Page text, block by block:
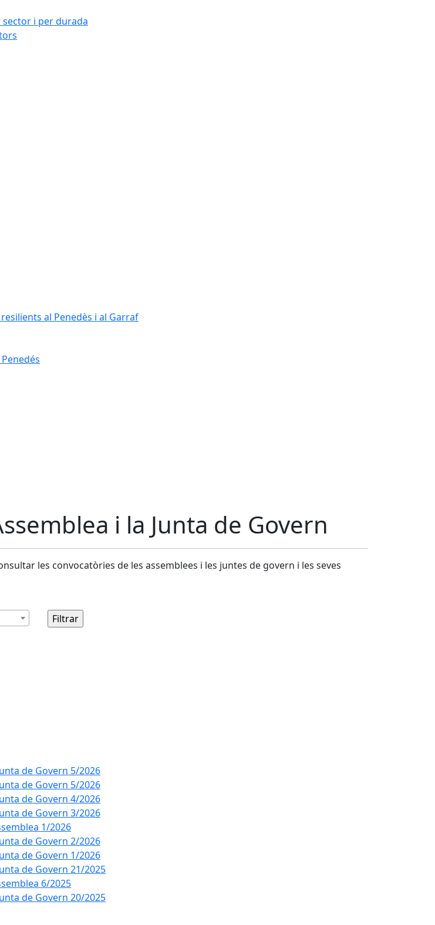
i per durada
al Penedès i al Garraf
i la Junta de Govern
les convocatòries de les assemblees i les juntes de govern i les seves
de Govern 5/2026
de Govern 5/2026
de Govern 4/2026
de Govern 3/2026
1/2026
de Govern 2/2026
de Govern 1/2026
de Govern 21/2025
6/2025
de Govern 20/2025